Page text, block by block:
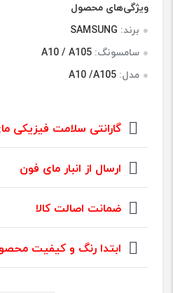
در
امتیازدهی
مشتری
ویژگی‌های محصول
برند: SAMSUNG
سامسونگ: A10 / A105
مدل: A10 /A105
گارانتی سلامت فیزیکی
ارسال از انبار مای فون
ضمانت اصالت کالا
ابتدا رنگ و کیفیت